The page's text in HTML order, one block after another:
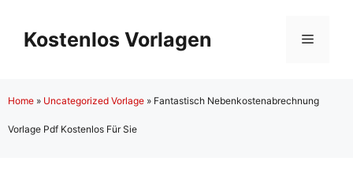
Inhalt
springen
Kostenlos Vorlagen Menü
Home » Uncategorized Vorlage » Fantastisch Nebenkostenabrechnung
Vorlage Pdf Kostenlos Für Sie